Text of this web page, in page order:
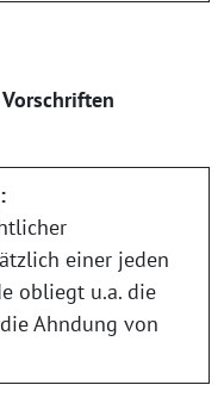
einer jeden
obliegt u.a. die
Ahndung von